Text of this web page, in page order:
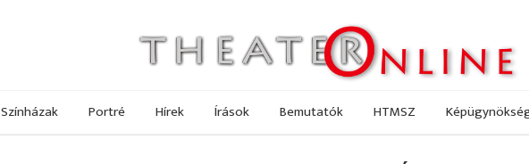
Színházak Portré Hírek Írások Bemutatók HTMSZ